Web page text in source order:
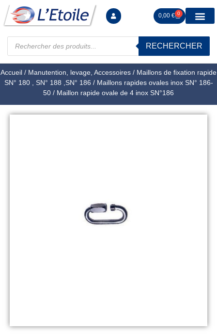
0,00 € 0
RECHERCHER
Accueil / Manutention, levage, Accessoires / Maillons de fixation rapide
SN° 180 , SN° 188 ,SN° 186 / Maillons rapides ovales inox SN° 186-
50 / Maillon rapide ovale de 4 inox SN°186